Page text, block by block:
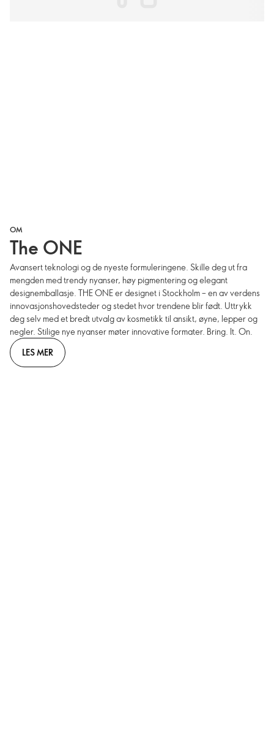
OM
The ONE
Avansert teknologi og de nyeste formuleringene. Skille deg ut fra
mengden med trendy nyanser, høy pigmentering og elegant
designemballasje. THE ONE er designet i Stockholm – en av verdens
innovasjonshovedsteder og stedet hvor trendene blir født. Uttrykk
deg selv med et bredt utvalg av kosmetikk til ansikt, øyne, lepper og
negler. Stilige nye nyanser møter innovative formater. Bring. It. On.
LES MER